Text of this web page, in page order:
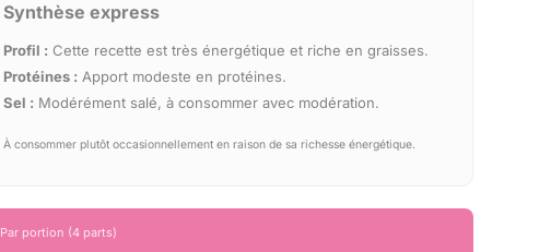
Synthèse express
Profil : Cette recette est très énergétique et riche en graisses.
Protéines : Apport modeste en protéines.
Sel : Modérément salé, à consommer avec modération.
À consommer plutôt occasionnellement en raison de sa richesse énergétique.
Par portion (4 parts)